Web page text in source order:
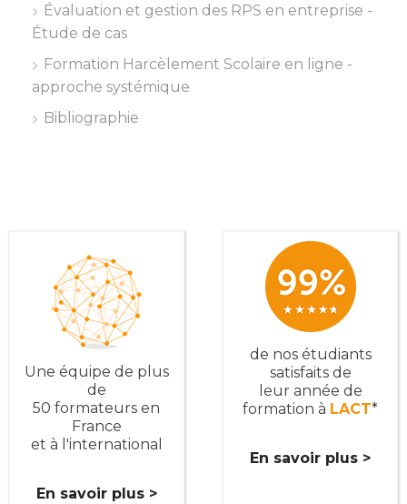
Évaluation et gestion des RPS en entreprise -
Étude de cas
Formation Harcèlement Scolaire en ligne -
approche systémique
Bibliographie
Une équipe de plus
de
50 formateurs en
France
et à l'international
En savoir plus >
de nos étudiants
satisfaits de
leur année de
formation à LACT*
En savoir plus >